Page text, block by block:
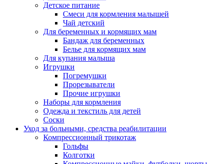
Детское питание
Смеси для кормления малышей
Чай детский
Для беременных и кормящих мам
Бандаж для беременных
Белье для кормящих мам
Для купания малыша
Игрушки
Погремушки
Прорезыватели
Прочие игрушки
Наборы для кормления
Одежда и текстиль для детей
Соски
Уход за больными, средства реабилитации
Компрессионный трикотаж
Гольфы
Колготки